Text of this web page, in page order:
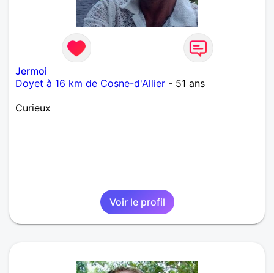
Jermoi
Doyet à 16 km de Cosne-d'Allier - 51 ans
Curieux
Voir le profil